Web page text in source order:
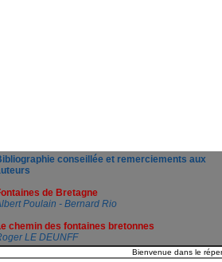
conseillée et remerciements aux
de Bretagne
Poulain - Bernard Rio
chemin des fontaines bretonnes
LE DEUNFF